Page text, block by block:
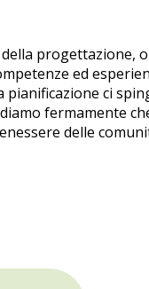
progettazione,
ed
ci
fermamente
delle